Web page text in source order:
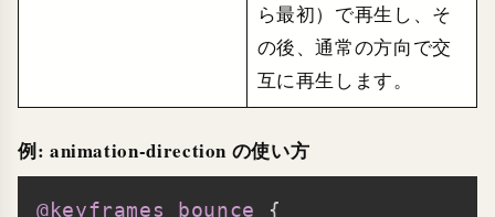
ら最初）で再生し、そ
の後、通常の方向で交
互に再生します。
例: animation-direction の使い方
@keyframes bounce
{